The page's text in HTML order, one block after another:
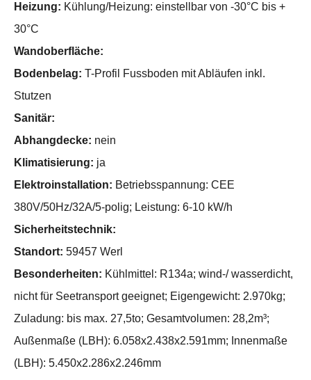
Heizung: Kühlung/Heizung: einstellbar von -30°C bis +
30°C
Wandoberfläche:
Bodenbelag: T-Profil Fussboden mit Abläufen inkl.
Stutzen
Sanitär:
Abhangdecke: nein
Klimatisierung: ja
Elektroinstallation: Betriebsspannung: CEE
380V/50Hz/32A/5-polig; Leistung: 6-10 kW/h
Sicherheitstechnik:
Standort: 59457 Werl
Besonderheiten: Kühlmittel: R134a; wind-/ wasserdicht,
nicht für Seetransport geeignet; Eigengewicht: 2.970kg;
Zuladung: bis max. 27,5to; Gesamtvolumen: 28,2m³;
Außenmaße (LBH): 6.058x2.438x2.591mm; Innenmaße
(LBH): 5.450x2.286x2.246mm